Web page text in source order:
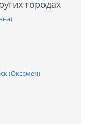
городах
(Оксемен)